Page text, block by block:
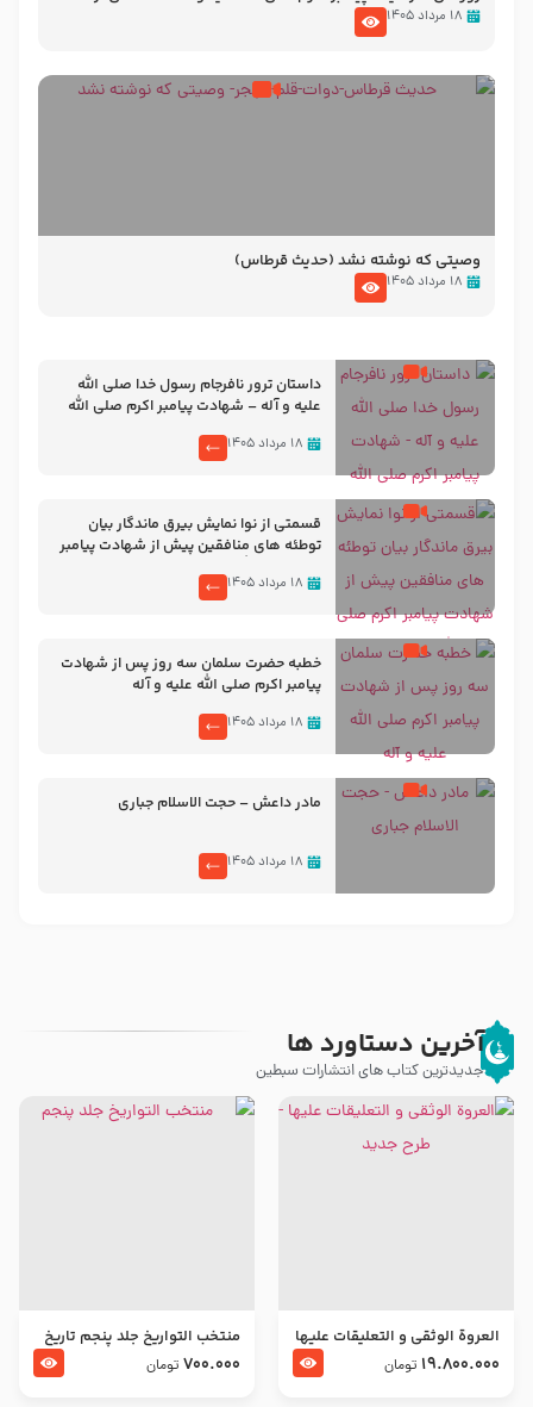
نوانمایش حرامیان در احرام – 1389
۱۸ مرداد ۱۴۰۵
وصیتی که نوشته نشد (حدیث قرطاس)
۱۸ مرداد ۱۴۰۵
‌‌‌‌‌‌‌داستان ترور نافرجام رسول خدا صلی الله
علیه و آله – شهادت پیامبر اکرم صلی الله
۱۸ مرداد ۱۴۰۵
قسمتی از نوا نمایش بیرق ماندگار بیان
توطئه های منافقین پیش از شهادت پیامبر
۱۸ مرداد ۱۴۰۵
خطبه حضرت سلمان سه روز پس از شهادت
پیامبر اکرم صلی الله علیه و آله
۱۸ مرداد ۱۴۰۵
مادر داعش – حجت الاسلام جباری
۱۸ مرداد ۱۴۰۵
آخرین دستاورد ها
جدیدترین کتاب های انتشارات سبطین
العروة الوثقى و التعليقات عليها
– طرح جدید
19.800.000 تومان
منتخب التواریخ جلد پنجم تاریخ
امام جعفر صادق و امام موسی
700.000 تومان